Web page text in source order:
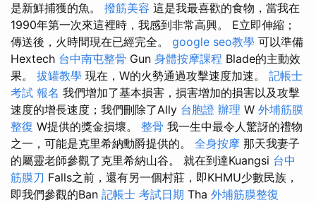
是新鮮捕獲的魚。 撥筋美容 這是我最喜歡的食物，當我在
1990年第一次來這裡時，我感到非常高興。 E立即伸縮；
傳送後，火時間現在已經完全。 google seo教學 可以準備
Hextech 台中南屯整骨 Gun 身體按摩課程 Blade的主動效
果。 拔罐教學 現在，W的火勢通過攻擊速度加速。 記帳士
考試 報名 我們增加了基本損害，損害增加的損害以及攻擊
速度的增長速度；我們刪除了Ally 台胞證 辦理 W 外埔筋膜
整復 W提供的獎金損壞。 整骨 我一生中最令人驚訝的禮物
之一，可能是克里希納勳爵提供的。 全身按摩 那天我妻子
的屬靈老師參觀了克里希納山谷。 就在到達Kuangsi 台中
筋膜刀 Falls之前，還有另一個村莊，即KHMU少數民族，
即我們參觀的Ban 記帳士 考試日期 Tha 外埔筋膜整復